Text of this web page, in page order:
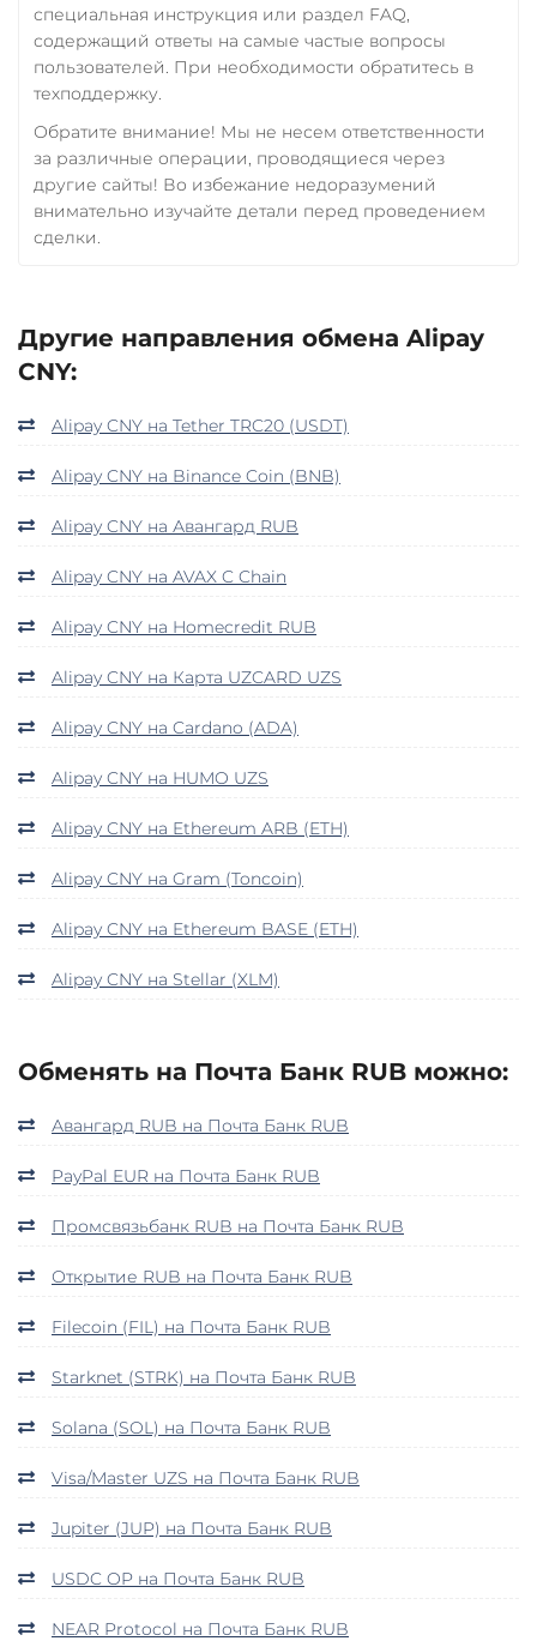
специальная инструкция или раздел FAQ,
содержащий ответы на самые частые вопросы
пользователей. При необходимости обратитесь в
техподдержку.
Обратите внимание! Мы не несем ответственности
за различные операции, проводящиеся через
другие сайты! Во избежание недоразумений
внимательно изучайте детали перед проведением
сделки.
Другие направления обмена Alipay
CNY:
Alipay CNY на Tether TRC20 (USDT)
Alipay CNY на Binance Coin (BNB)
Alipay CNY на Авангард RUB
Alipay CNY на AVAX C Chain
Alipay CNY на Homecredit RUB
Alipay CNY на Карта UZCARD UZS
Alipay CNY на Cardano (ADA)
Alipay CNY на HUMO UZS
Alipay CNY на Ethereum ARB (ETH)
Alipay CNY на Gram (Toncoin)
Alipay CNY на Ethereum BASE (ETH)
Alipay CNY на Stellar (XLM)
Обменять на Почта Банк RUB можно:
Авангард RUB на Почта Банк RUB
PayPal EUR на Почта Банк RUB
Промсвязьбанк RUB на Почта Банк RUB
Открытие RUB на Почта Банк RUB
Filecoin (FIL) на Почта Банк RUB
Starknet (STRK) на Почта Банк RUB
Solana (SOL) на Почта Банк RUB
Visa/Master UZS на Почта Банк RUB
Jupiter (JUP) на Почта Банк RUB
USDC OP на Почта Банк RUB
NEAR Protocol на Почта Банк RUB